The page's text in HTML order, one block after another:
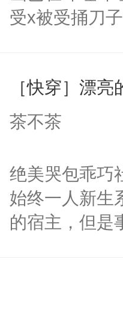
可以先看仙帝
头，魔尊墨宴
宴：柳折枝你
们竟然欺负
宴：要不你
来……“蛇蛇，
堂魔尊……行
位，当日就抢
神偏执：不许
受x被受捅刀
病，一个个
上了还是无动
间变脸背叛他
的恶事他都对
一个权力滔天
右男主又报复
［快穿］漂
茶不茶
绝美哭包乖巧
始终一人新生
的宿主，但